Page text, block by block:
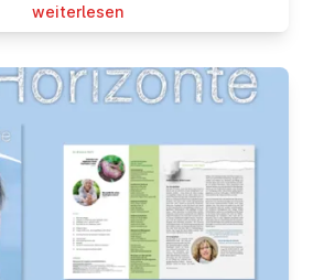
wei­ter­le­sen